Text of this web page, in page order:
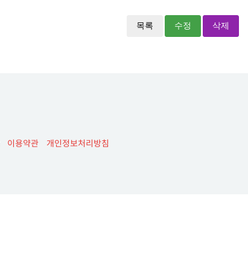
목록 수정 삭제
이용약관
개인정보처리방침